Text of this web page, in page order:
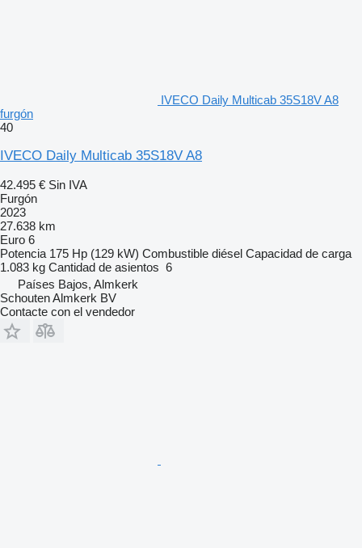
IVECO Daily Multicab 35S18V A8
furgón
40
IVECO Daily Multicab 35S18V A8
42.495 € Sin IVA
Furgón
2023
27.638 km
Euro 6
Potencia 175 Hp (129 kW) Combustible diésel Capacidad de carga
1.083 kg Cantidad de asientos 6
Países Bajos, Almkerk
Schouten Almkerk BV
Contacte con el vendedor